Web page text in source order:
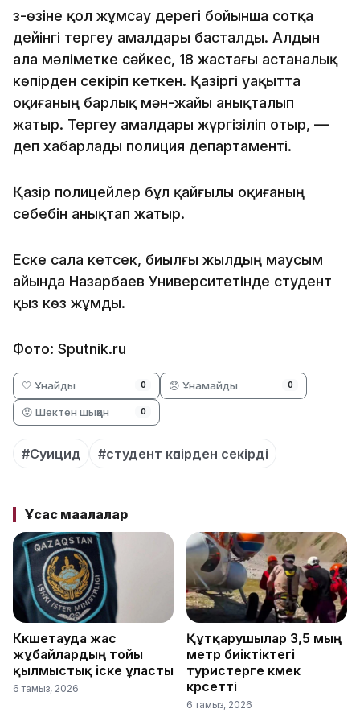
Өз-өзіне қол жұмсау дерегі бойынша сотқа
дейінгі тергеу амалдары басталды. Алдын
ала мәліметке сәйкес, 18 жастағы астаналық
көпірден секіріп кеткен. Қазіргі уақытта
оқиғаның барлық мән-жайы анықталып
жатыр. Тергеу амалдары жүргізіліп отыр, —
деп хабарлады полиция департаменті.
Қазір полицейлер бұл қайғылы оқиғаның
себебін анықтап жатыр.
Еске сала кетсек, биылғы жылдың маусым
айында Назарбаев Университетінде студент
қыз көз жұмды.
Фото: Sputnik.ru
🤍 Ұнайды 0 😞 Ұнамайды 0
😡 Шектен шыққан 0
#Суицид #студент көпірден секірді
Ұқсас мақалалар
Көкшетауда жас
жұбайлардың тойы
қылмыстық іске ұласты
6 тамыз, 2026
Құтқарушылар 3,5 мың
метр биіктіктегі
туристерге көмек
көрсетті
6 тамыз, 2026